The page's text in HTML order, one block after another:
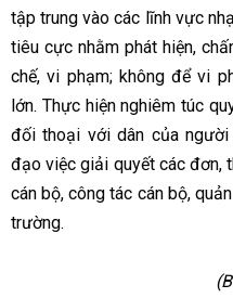
tập trung vào các lĩnh vực
tiêu cực nhằm phát hiện,
chế, vi phạm; không để vi
lớn. Thực hiện nghiêm túc
đối thoại với dân của
đạo việc giải quyết các đơn,
cán bộ, công tác cán bộ,
trường.